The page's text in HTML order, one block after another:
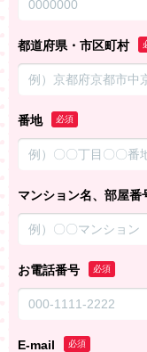
都道府県・市区町村
番地 必須
マンション名、部屋番
お電話番号 必須
E-mail 必須